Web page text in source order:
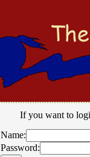
If you want to
Name:
Password: